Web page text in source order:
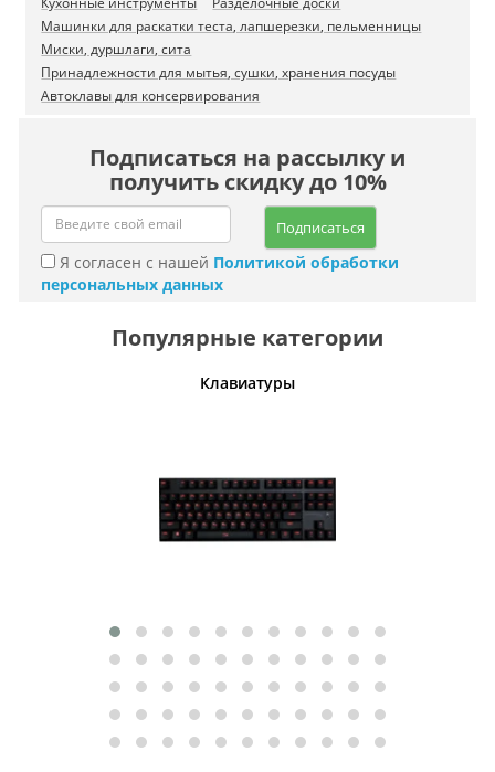
Машинки для раскатки теста, лапшерезки, пельменницы
Миски, дуршлаги, сита
Принадлежности для мытья, сушки, хранения посуды
Автоклавы для консервирования
Подписаться на рассылку и
получить скидку до 10%
Подписаться
Я согласен с нашей Политикой обработки
персональных данных
Популярные категории
Клавиатуры